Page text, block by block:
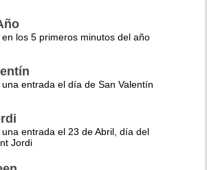
los 5 primeros minutos del año
entrada el día de San Valentín
entrada el 23 de Abril, día del
Jordi